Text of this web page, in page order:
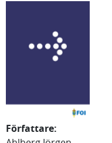
Författare: